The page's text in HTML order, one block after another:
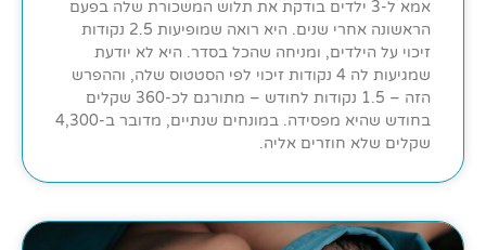
אמא ל-3 ילדים בודקת את תלוש המשכורת שלה בפעם
הראשונה אחרי שנים. היא רואה שמופיעות 2.5 נקודות
זיכוי על הילדים, ומניחה שהכל בסדר. היא לא יודעת
שמגיעות לה 4 נקודות זיכוי לפי הסטטוס שלה, וההפרש
הזה – 1.5 נקודות לחודש – מתורגם לכ-360 שקלים
בחודש שהיא מפסידה. במונחים שנתיים, מדובר ב-4,300
שקלים שלא חוזרים אליה.